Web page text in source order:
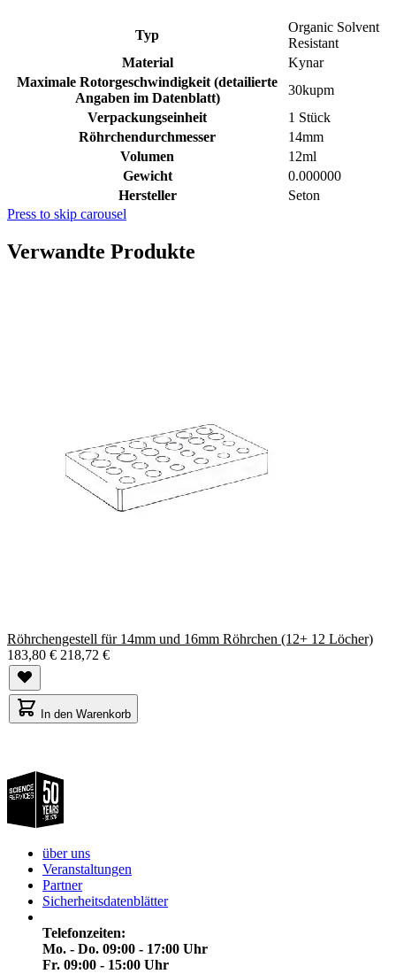
Typ
Organic Solvent
Resistant
Material
Kynar
Maximale Rotorgeschwindigkeit (detailierte
Angaben im Datenblatt)
30kupm
Verpackungseinheit
1 Stück
Röhrchendurchmesser
14mm
Volumen
12ml
Gewicht
0.000000
Hersteller
Seton
Press to skip carousel
Verwandte Produkte
Röhrchengestell für 14mm und 16mm Röhrchen (12+ 12 Löcher)
183,80 € 218,72 €
In den Warenkorb
über uns
Veranstaltungen
Partner
Sicherheitsdatenblätter
Telefonzeiten:
Mo. - Do. 09:00 - 17:00 Uhr
Fr. 09:00 - 15:00 Uhr